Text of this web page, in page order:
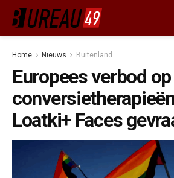
Home Nieuws Buitenland
Europees verbod op
Loatki+ Faces